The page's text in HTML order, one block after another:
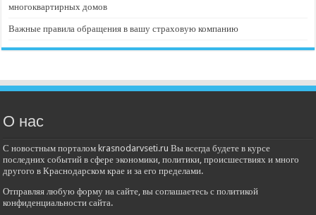
многоквартирных домов
Важные правила обращения в вашу страховую компанию
О нас
С новостным порталом krasnodarvseti.ru Вы всегда будете в курсе
последних событий в сфере экономики, политики, происшествиях и много
другого в Краснодарском крае и за его пределами.
Отправляя любую форму на сайте, вы соглашаетесь с политикой
конфиденциальности сайта.